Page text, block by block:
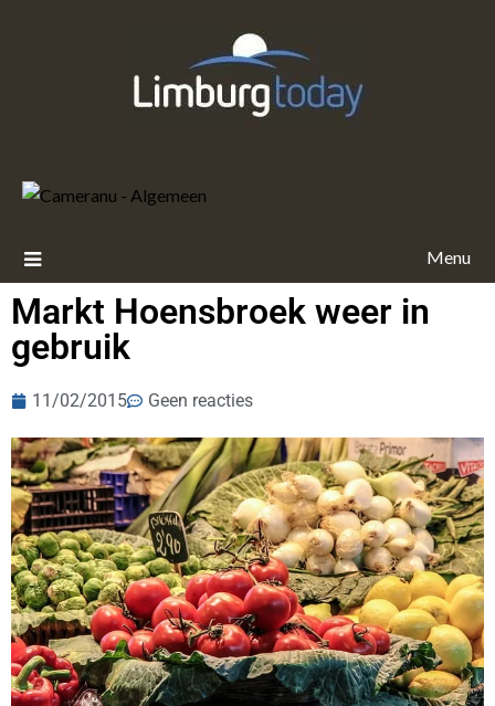
Menu
Markt Hoensbroek weer in
gebruik
11/02/2015 Geen reacties